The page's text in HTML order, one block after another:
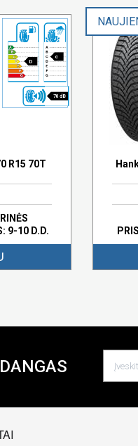
D
c
70 dB
R15 70T
9-10 D.D.